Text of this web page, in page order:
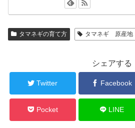
タマネギの育て方 タマネギ 原産地
シェアする
Twitter Facebook
Pocket LINE